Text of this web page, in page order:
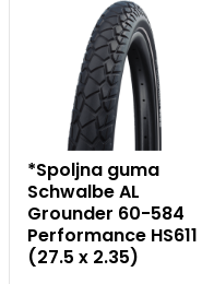
*Spoljna guma
Schwalbe AL
Grounder 60-584
Performance HS611
(27.5 x 2.35)